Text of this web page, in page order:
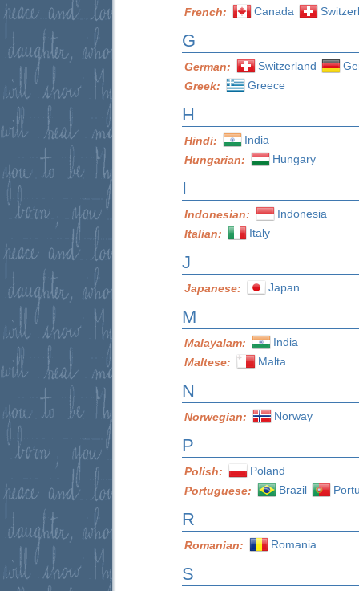
French:
Canada
G
German: Switzerland
Greek:
Greece
H
Hindi:
India
Hungarian:
Hungary
I
Indonesian:
Indonesia
Italian:
Italy
J
Japanese: Japan
M
Malayalam:
India
Maltese:
Malta
N
Norwegian: Norway
P
Polish:
Poland
Portuguese:
Brazil
R
Romanian: Romania
S